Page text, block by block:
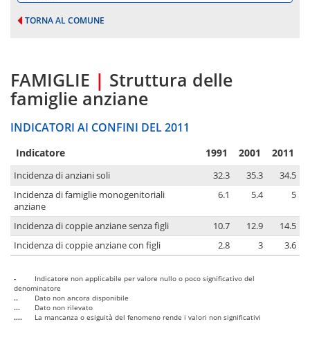
TORNA AL COMUNE
FAMIGLIE | Struttura delle
famiglie anziane
INDICATORI AI CONFINI DEL 2011
Indicatore 1991 2001 2011
Incidenza di anziani soli 32.3 35.3
34.5
Incidenza di famiglie monogenitoriali
anziane
6.1 5.4 5
Incidenza di coppie anziane senza figli 10.7 12.9
14.5
Incidenza di coppie anziane con figli
2.8 3 3.6
-
Indicatore non applicabile per valore nullo o poco significativo del
denominatore
..
Dato non ancora disponibile
...
Dato non rilevato
....
La mancanza o esiguità del fenomeno rende i valori non significativi